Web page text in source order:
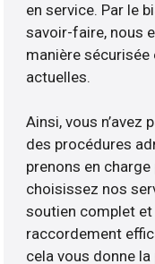
en service. Par le
savoir-faire, nous
manière
actuelles.
Ainsi, vous n’avez
des procédures
prenons en
choisissez nos
soutien complet et
raccordement
cela vous donne